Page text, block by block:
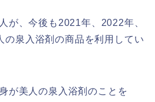
が、今後も2021年、2022年、
の泉入浴剤の商品を利用してい
が美人の泉入浴剤のことを